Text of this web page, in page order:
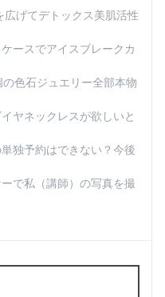
げてデトックス美肌活性
ースでアイスブレークカ
色石ジュエリー全部本物
ヤネックレスが欲しいと
独予約はできない？今後
で私（講師）の写真を撮